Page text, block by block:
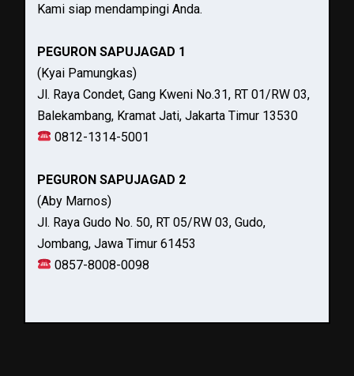
Kami siap mendampingi Anda.
PEGURON SAPUJAGAD 1
(Kyai Pamungkas)
Jl. Raya Condet, Gang Kweni No.31, RT 01/RW 03,
Balekambang, Kramat Jati, Jakarta Timur 13530
0812-1314-5001
PEGURON SAPUJAGAD 2
(Aby Marnos)
Jl. Raya Gudo No. 50, RT 05/RW 03, Gudo,
Jombang, Jawa Timur 61453
0857-8008-0098